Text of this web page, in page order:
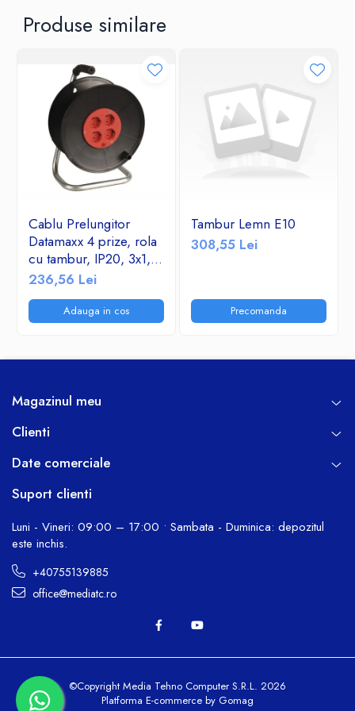
mod sigur si organizat. Cu caracteristici de siguranta imbunatatite
si un design compact, acest prelungitor este indispensabil in orice
Produse similare
Cablu Prelungitor
Datamaxx 4 prize, rola
cu tambur, IP20, 3x1,5
mmp, 3500W, 50
ergonomic,
rosu/negru
236,56 Lei
Adauga in cos
Tambur Lemn E10
308,55 Lei
Precomanda
Magazinul meu
Clienti
Date comerciale
Suport clienti
Luni - Vineri: 09:00 – 17:00 • Sambata - Duminica: depozitul
este inchis.
+40755139885
office@mediatc.ro
©Copyright Media Tehno Computer S.R.L. 2026
Platforma E-commerce by Gomag